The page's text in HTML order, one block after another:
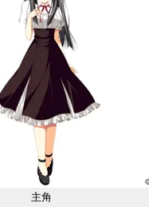
主角